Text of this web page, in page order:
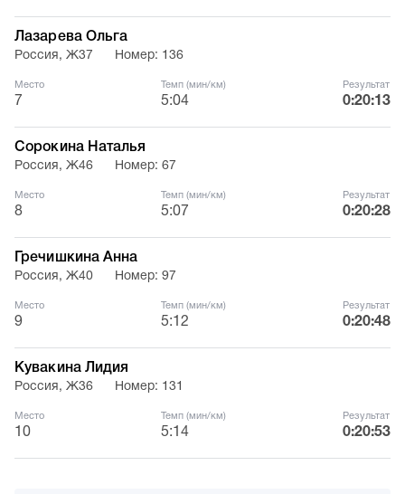
Лазарева Ольга
Россия, Ж37 Номер: 136
Место
7
Темп (мин/км)
5:04
Результат
0:20:13
Сорокина Наталья
Россия, Ж46 Номер: 67
Место
8
Темп (мин/км)
5:07
Результат
0:20:28
Гречишкина Анна
Россия, Ж40 Номер: 97
Место
9
Темп (мин/км)
5:12
Результат
0:20:48
Кувакина Лидия
Россия, Ж36 Номер: 131
Место
10
Темп (мин/км)
5:14
Результат
0:20:53